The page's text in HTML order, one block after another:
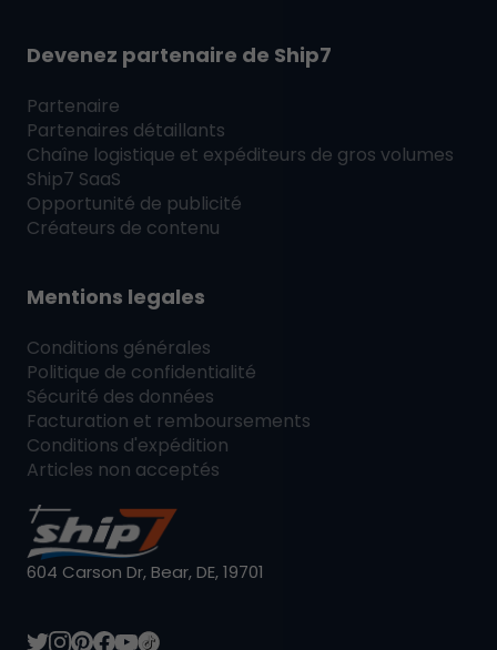
Devenez partenaire de Ship7
Partenaire
Partenaires détaillants
Chaîne logistique et expéditeurs de gros volumes
Ship7 SaaS
Opportunité de publicité
Créateurs de contenu
Mentions legales
Conditions générales
Politique de confidentialité
Sécurité des données
Facturation et remboursements
Conditions d'expédition
Articles non acceptés
604 Carson Dr, Bear, DE, 19701